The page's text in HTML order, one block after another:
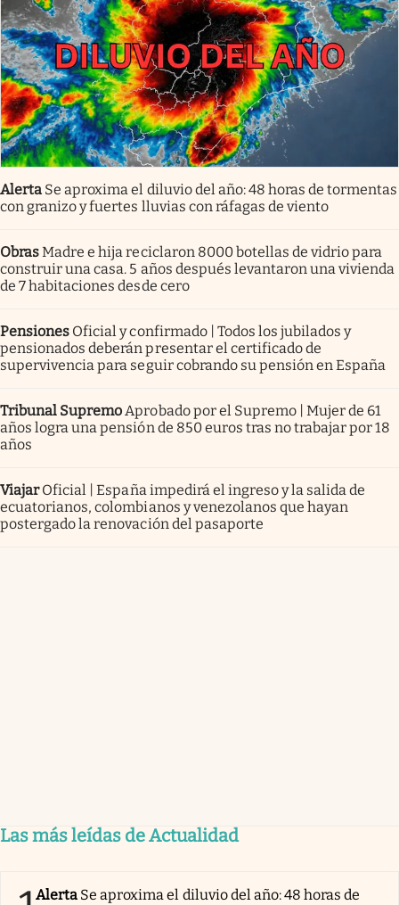
Alerta Se aproxima el diluvio del año: 48 horas de tormentas
con granizo y fuertes lluvias con ráfagas de viento
ObrasMadre e hija reciclaron 8000 botellas de vidrio para
construir una casa. 5 años después levantaron una vivienda
de 7 habitaciones desde cero
Pensiones Oficial y confirmado | Todos los jubilados y
pensionados deberán presentar el certificado de
supervivencia para seguir cobrando su pensión en España
Tribunal Supremo Aprobado por el Supremo | Mujer de 61
años logra una pensión de 850 euros tras no trabajar por 18
años
Viajar Oficial | España impedirá el ingreso y la salida de
ecuatorianos, colombianos y venezolanos que hayan
postergado la renovación del pasaporte
Las más leídas de Actualidad
Alerta Se aproxima el diluvio del año: 48 horas de